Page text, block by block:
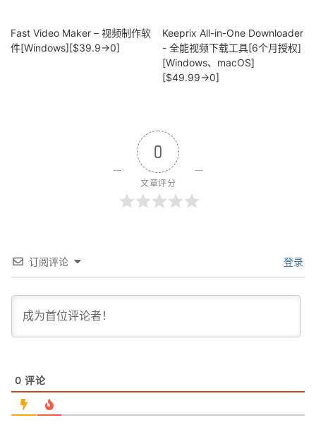
Fast Video Maker – 视频制作软
件[Windows][$39.9→0]
Keeprix All-in-One Downloader
- 全能视频下载工具[6个月授权]
[Windows、macOS]
[$49.99→0]
0
文章评分
订阅评论 登录
0 评论